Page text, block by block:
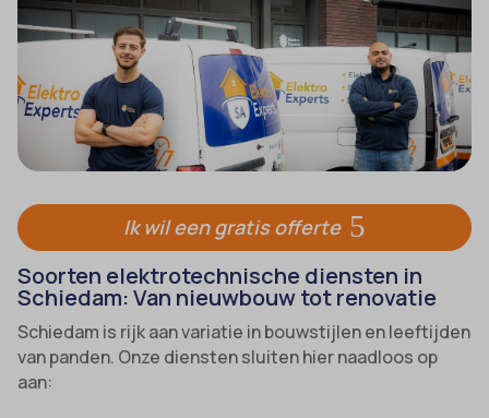
Ik wil een gratis offerte
Soorten elektrotechnische diensten in
Schiedam: Van nieuwbouw tot renovatie
Schiedam is rijk aan variatie in bouwstijlen en leeftijden
van panden. Onze diensten sluiten hier naadloos op
aan: